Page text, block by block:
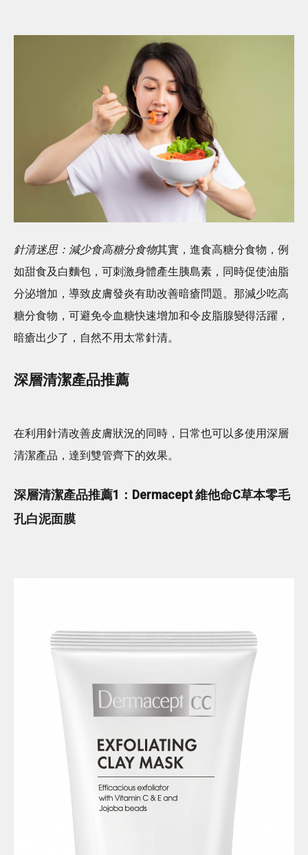
針清迷思：減少食高糖分食物其實，進食高糖分食物，例
如甜食及白麵包，可刺激身體產生胰島素，同時促使油脂
分泌增加，導致皮膚發炎有助改善暗瘡問題。那減少吃高
糖分食物，可避免令血糖快速增加和令皮脂腺變得活躍，
暗瘡出少了，自然不用太常針清。
深層清潔產品推薦
在利用針清改善皮膚狀況的同時，日常也可以多使用深層
清潔產品，達到雙管齊下的效果。
深層清潔產品推薦1：Dermacept 維他命C草本零毛
孔白泥面膜